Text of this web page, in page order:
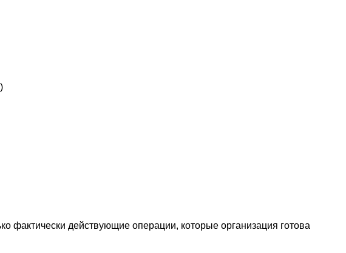
фактически действующие операции, которые организация готова